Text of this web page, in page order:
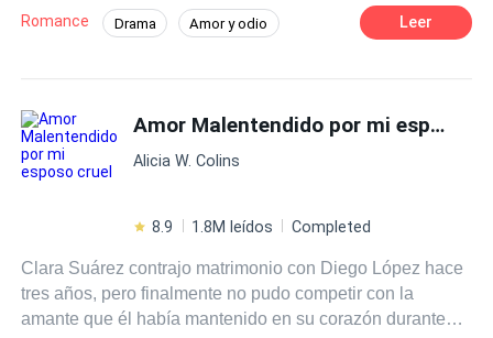
por contrato unirá a dos personas que ya tuvieron la
oportunidad de amarse, pero todo terminó en rencor.
¿Podrá Zamira soportar tres años casada con alguien tan
irritante como Cristian Smith?
Romance Drama Amor y odio
Protagonista femenina fuerte
Arrepentimiento
Leer
Amor Malentendido por mi esposo cruel
Alicia W. Colins
8.9 1.8M leídos Completed
Clara Suárez contrajo matrimonio con Diego López hace
tres años, pero finalmente no pudo competir con la
amante que él había mantenido en su corazón durante